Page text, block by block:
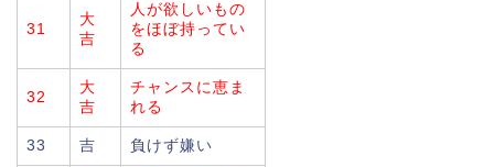
31
大
吉
人が欲しいもの
をほぼ持ってい
る
32
大
吉
チャンスに恵ま
れる
33 吉 負けず嫌い